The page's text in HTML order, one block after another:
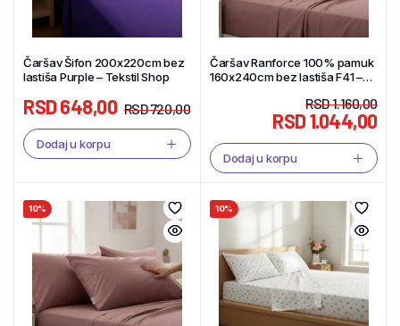
Čaršav Šifon 200x220cm bez
lastiša Purple – Tekstil Shop
RSD720,00
RSD648,00
Dodaj u korpu
Čaršav Ranforce 100% pamuk
160x240cm bez lastiša F41 –
RSD1.160,00
RSD1.044,00
Dodaj u korpu
10% 10%